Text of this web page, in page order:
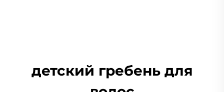
детский гребень для